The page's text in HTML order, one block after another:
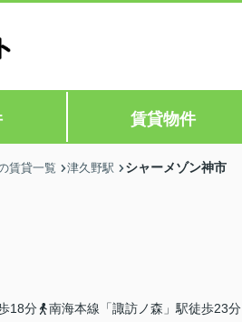
賃貸物件
賃貸一覧 津久野駅 シャーメゾン神市
18分 南海本線「諏訪ノ森」駅徒歩23分